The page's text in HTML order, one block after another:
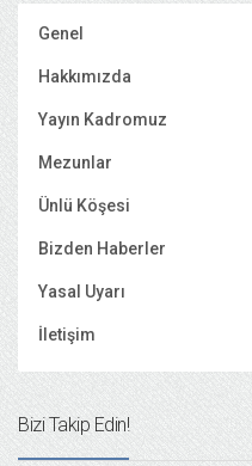
Genel
Hakkımızda
Yayın Kadromuz
Mezunlar
Ünlü Köşesi
Bizden Haberler
Yasal Uyarı
İletişim
Bizi Takip Edin!